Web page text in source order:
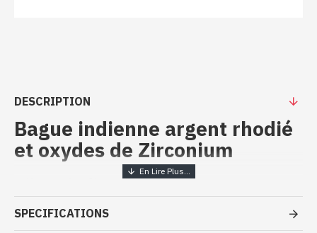
DESCRIPTION
Bague indienne argent rhodié
et oxydes de Zirconium
Bijoux indiens artisanaux - Bague
argent rhodié et oxydes de
Zirconium
SPECIFICATIONS